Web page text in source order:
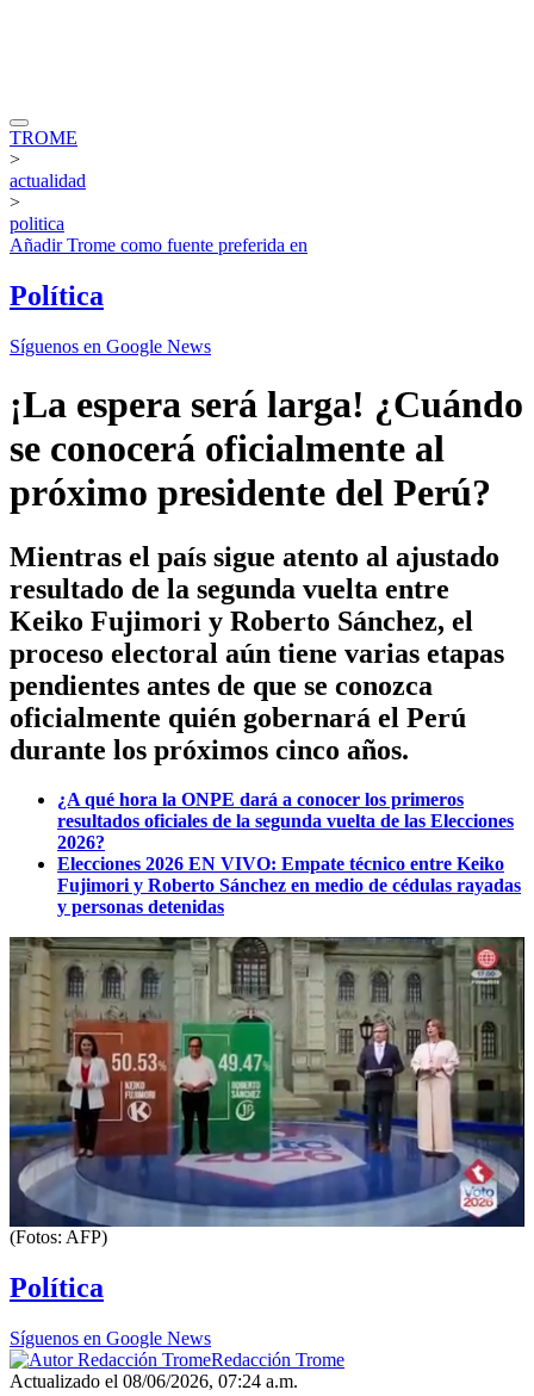
TROME
>
actualidad
>
politica
AñadirTrome como fuente preferida en
Política
Síguenos en Google News
¡La espera será larga! ¿Cuándo
se conocerá oficialmente al
próximo presidente del Perú?
Mientras el país sigue atento al ajustado
resultado de la segunda vuelta entre
Keiko Fujimori y Roberto Sánchez, el
proceso electoral aún tiene varias etapas
pendientes antes de que se conozca
oficialmente quién gobernará el Perú
durante los próximos cinco años.
¿A qué hora la ONPE dará a conocer los primeros
resultados oficiales de la segunda vuelta de las Elecciones
2026?
Elecciones 2026 EN VIVO: Empate técnico entre Keiko
Fujimori y Roberto Sánchez en medio de cédulas rayadas
y personas detenidas
(Fotos: AFP)
Política
Síguenos en Google News
Redacción Trome
Actualizado el 08/06/2026, 07:24 a.m.